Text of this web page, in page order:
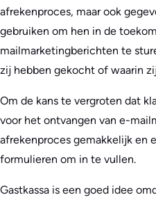
afrekenproces, maar ook
gebruiken om hen in de
mailmarketingberichten te
zij hebben gekocht of waarin
Om de kans te vergroten dat
voor het ontvangen van e-
afrekenproces gemakkelijk en
formulieren om in te vullen.
Gastkassa is een goed idee